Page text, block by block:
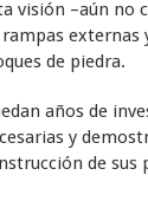
visión –aún no
rampas externas
de piedra.
años de
y
de sus